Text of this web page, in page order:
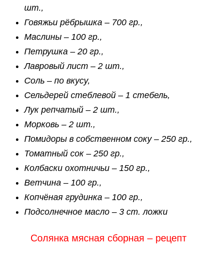
шт.,
Говяжьи рёбрышка – 700 гр.,
Маслины – 100 гр.,
Петрушка – 20 гр.,
Лавровый лист – 2 шт.,
Соль – по вкусу,
Сельдерей стеблевой – 1 стебель,
Лук репчатый – 2 шт.,
Морковь – 2 шт.,
Помидоры в собственном соку – 250 гр.,
Томатный сок – 250 гр.,
Колбаски охотничьи – 150 гр.,
Ветчина – 100 гр.,
Копчёная грудинка – 100 гр.,
Подсолнечное масло – 3 ст. ложки
Солянка мясная сборная – рецепт